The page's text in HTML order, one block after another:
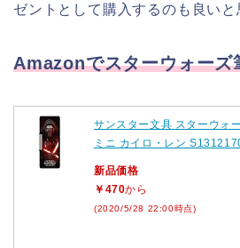
ゼントとして購入するのも良いと
Amazonでスターウォーズ
サンスター文具 スターウォ
ミニ カイロ・レン
新品価格
￥470から
(2020/5/28 22:00時点)